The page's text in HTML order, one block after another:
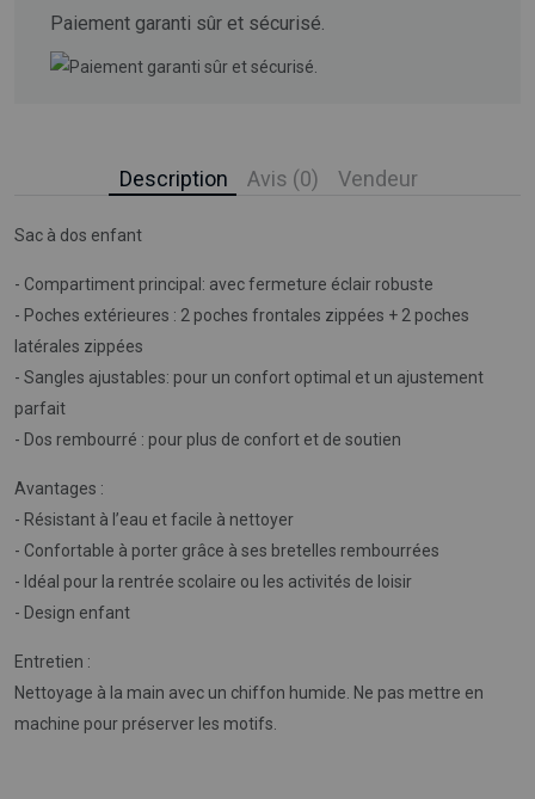
Paiement garanti sûr et sécurisé.
Description Avis (0) Vendeur
Sac à dos enfant
- Compartiment principal: avec fermeture éclair robuste
- Poches extérieures : 2 poches frontales zippées + 2 poches
latérales zippées
- Sangles ajustables: pour un confort optimal et un ajustement
parfait
- Dos rembourré : pour plus de confort et de soutien
Avantages :
- Résistant à l’eau et facile à nettoyer
- Confortable à porter grâce à ses bretelles rembourrées
- Idéal pour la rentrée scolaire ou les activités de loisir
- Design enfant
Entretien :
Nettoyage à la main avec un chiffon humide. Ne pas mettre en
machine pour préserver les motifs.